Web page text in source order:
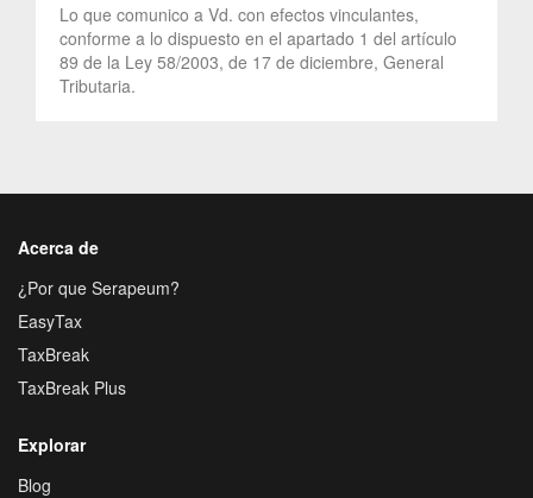
Lo que comunico a Vd. con efectos vinculantes,
conforme a lo dispuesto en el apartado 1 del artículo
89 de la Ley 58/2003, de 17 de diciembre, General
Tributaria.
Acerca de
¿Por que Serapeum?
EasyTax
TaxBreak
TaxBreak Plus
Explorar
Blog